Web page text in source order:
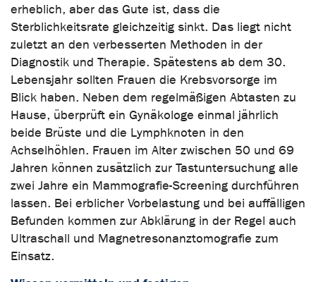
erheblich, aber das Gute ist, dass die
Sterblichkeitsrate gleichzeitig sinkt. Das liegt nicht
zuletzt an den verbesserten Methoden in der
Diagnostik und Therapie. Spätestens ab dem 30.
Lebensjahr sollten Frauen die Krebsvorsorge im
Blick haben. Neben dem regelmäßigen Abtasten zu
Hause, überprüft ein Gynäkologe einmal jährlich
beide Brüste und die Lymphknoten in den
Achselhöhlen. Frauen im Alter zwischen 50 und 69
Jahren können zusätzlich zur Tastuntersuchung alle
zwei Jahre ein Mammografie-Screening durchführen
lassen. Bei erblicher Vorbelastung und bei auffälligen
Befunden kommen zur Abklärung in der Regel auch
Ultraschall und Magnetresonanztomografie zum
Einsatz.